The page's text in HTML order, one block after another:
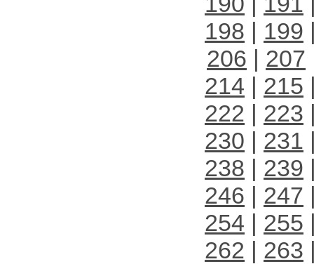
198 | 199
206 | 207
214 | 215
222 | 223
230 | 231
238 | 239
246 | 247
254 | 255
262 | 263